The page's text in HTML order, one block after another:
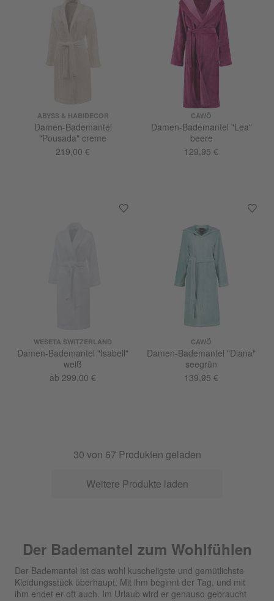
ABYSS & HABIDECOR
Damen-Bademantel
"Pousada" creme
219,00 €
CAWÖ
Damen-Bademantel "Lea"
beere
129,95 €
WESETA SWITZERLAND
Damen-Bademantel "Isabell"
weiß
ab 299,00 €
CAWÖ
Damen-Bademantel "Diana"
seegrün
139,95 €
30 von 67 Produkten geladen
Weitere Produkte laden
Der Bademantel zum Wohlfühlen
Der Bademantel ist das wohl kuscheligste und gemütlichste
Kleidungsstück überhaupt. Mit ihm beginnt der Tag, und mit
ihm endet er oft auch. Im Urlaub wird er genauso gebraucht